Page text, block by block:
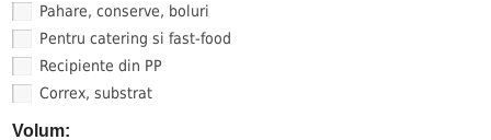
Pahare, conserve, boluri
Pentru catering si fast-food
Recipiente din PP
Correx, substrat
Volum: